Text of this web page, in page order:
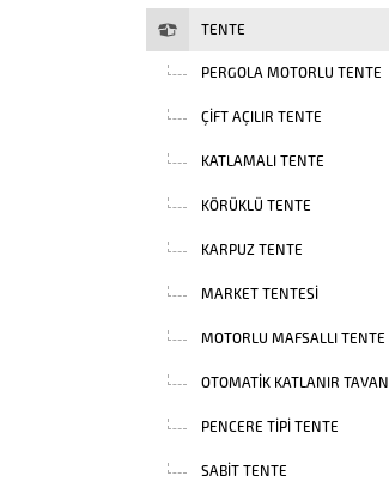
TENTE
PERGOLA MOTORLU TENTE
ÇIFT AÇILIR TENTE
KATLAMALI TENTE
KÖRÜKLÜ TENTE
KARPUZ TENTE
MARKET TENTESI
MOTORLU MAFSALLI TENTE
OTOMATIK KATLANIR TAVAN
PENCERE TIPI TENTE
SABIT TENTE